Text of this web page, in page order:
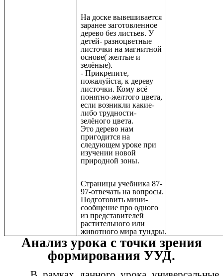
На доске вывешивается
заранее заготовленное
дерево без листьев. У
детей- разноцветные
листочки на магнитной
основе( желтые и
зелёные).
- Прикрепите,
пожалуйста, к дереву
листочки. Кому всё
понятно-желтого цвета,
если возникли какие-
либо трудности-
зелёного цвета.
Это дерево нам
пригодится на
следующем уроке при
изучении новой
природной зоны.
Страницы учебника 87-
97-отвечать на вопросы.
Подготовить мини-
сообщение про одного
из представителей
растительного или
животного мира тундры.
Анализ урока с точки зрения
формирования УУД.